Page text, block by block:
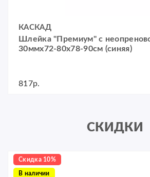
КАСКАД
Шлейка "Премиум" с
30ммх72-80x78-90см (синяя)
817р.
СКИДКИ
Скидка 10%
В наличии